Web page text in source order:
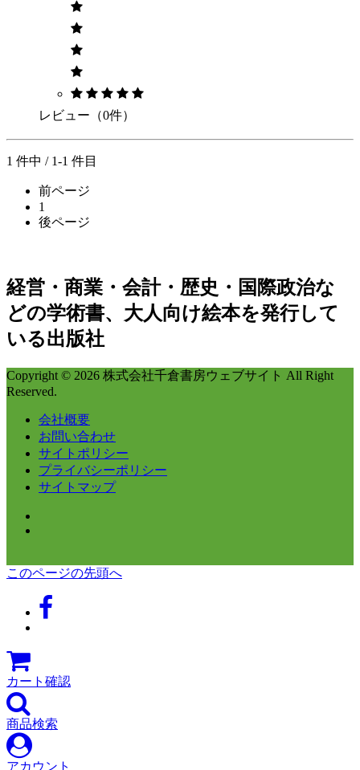
レビュー（0件）
1 件中 / 1-1 件目
前ページ
1
後ページ
経営・商業・会計・歴史・国際政治な
どの学術書、大人向け絵本を発行して
いる出版社
Copyright © 2026 株式会社千倉書房ウェブサイト All Right
Reserved.
会社概要
お問い合わせ
サイトポリシー
プライバシーポリシー
サイトマップ
このページの先頭へ
カート確認
商品検索
アカウント